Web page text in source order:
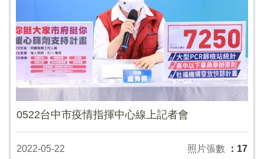
0522台中市疫情指揮中心線上記者會
2022-05-22 照片張數 ：17